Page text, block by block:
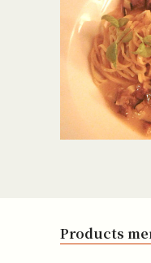
Products